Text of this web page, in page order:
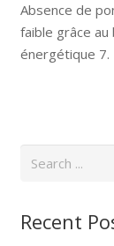
Absence de
faible grâce
énergétique
Recent